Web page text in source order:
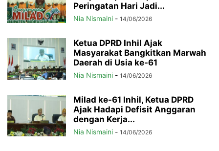
Peringatan Hari Jadi...
Nia Nismaini - 14/06/2026
Ketua DPRD Inhil Ajak
Masyarakat Bangkitkan Marwah
Daerah di Usia ke-61
Nia Nismaini - 14/06/2026
Milad ke-61 Inhil, Ketua DPRD
Ajak Hadapi Defisit Anggaran
dengan Kerja...
Nia Nismaini - 14/06/2026